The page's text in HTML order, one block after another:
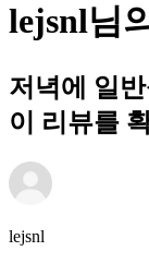
lejsnl님
저녁에 일
이 리뷰를
lejsnl